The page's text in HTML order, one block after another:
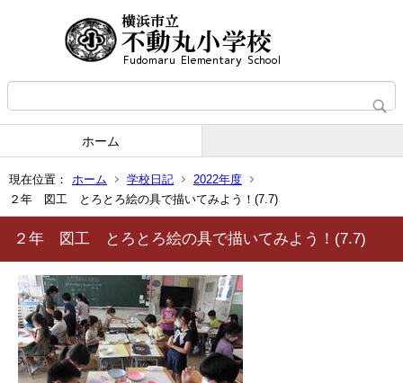
ホーム
現在位置： ホーム 学校日記
2022年度
２年 図工 とろとろ絵の具で描いてみよう！(7.7)
２年 図工 とろとろ絵の具で描いてみよう！(7.7)